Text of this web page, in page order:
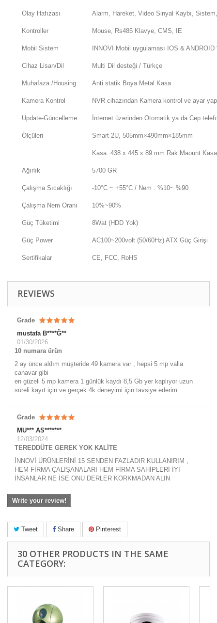
Olay Hafızası Alarm, Hareket, Video Sinyal Kaybı,
Kontroller Mouse, Rs485 Klavye, CMS, IE
Mobil Sistem INNOVI Mobil uygulaması IOS & ANDROID
Cihaz Lisan/Dil Multi Dil desteği / Türkçe
Muhafaza /Housing Anti statik Boya Metal Kasa
Kamera Kontrol NVR cihazından Kamera kontrol ve ayar
Update-Güncelleme İnternet üzerinden Otomatik ya da Cep
Ölçüleri Smart 2U, 505mm×490mm×185mm
Kasa: 438 x 445 x 89 mm Rak Maount Kasa
Ağırlık 5700 GR
Çalışma Sıcaklığı -10°C ~ +55°C / Nem : %10~ %90
Çalışma Nem Oranı 10%~90%
Güç Tüketimi 8Wat (HDD Yok)
Güç Power AC100~200volt (50/60Hz) ATX Güç Girişi
Sertifikalar CE, FCC, RoHS
REVIEWS
Grade
mustafa B****Ğ**
01/30/2026
10 numara ürün
2 ay önce aldım müşteride 49 kamera var , hepsi 5 mp valla
canavar gibi
en güzeli 5 mp kamera 1 günlük kaydı 8,5 Gb yer kaplıyor uzun
süreli kayıt için ve gerçek 4k deneyimi için tavsiye ederim
Grade
MU*** AS*******
12/03/2024
TEREDDÜTE GEREK YOK KALİTE
İNNOVİ ÜRÜNLERİNİ 15 SENDEN FAZLADIR KULLANIRIM ,
HEM FİRMA ÇALIŞANALARI HEM FİRMA SAHİPLERİ İYİ
İNSANLAR NE İSE ONU DERLER KORKMADAN ALIN
Write your review!
Tweet Share Pinterest
30 OTHER PRODUCTS IN THE SAME
CATEGORY: